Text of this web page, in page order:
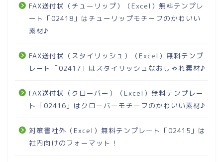
FAX送付状（チューリップ）（Excel）無料テンプレ
ート「02418」はチューリップモチーフのかわいい
素材♪
FAX送付状（スタイリッシュ）（Excel）無料テンプ
レート「02417」はスタイリッシュなおしゃれ素材♪
FAX送付状（クローバー）（Excel）無料テンプレー
ト「02416」はクローバーモチーフのかわいい素材♪
対策書社外（Excel）無料テンプレート「02415」は
社内向けのフォーマット！